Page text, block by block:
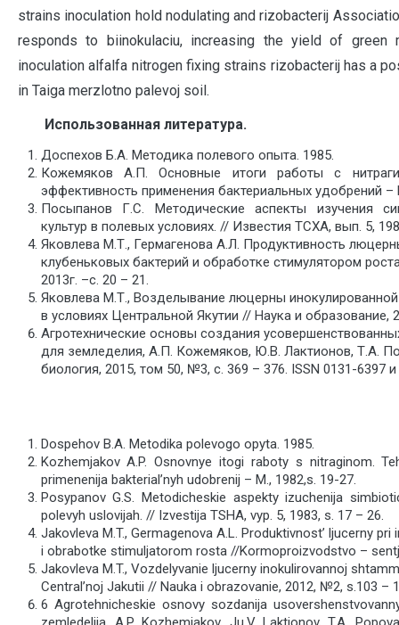
strains inoculation hold nodulating and rizobacterij
responds to biinokulaciu, increasing the yield of
inoculation alfalfa nitrogen fixing strains rizobacterij has a
in Taiga merzlotno palevoj soil.
Использованная литература.
Доспехов Б.А. Методика полевого опыта. 1985.
Кожемяков А.П. Основные итоги работы с
эффективность применения бактериальных удобрений –
Посыпанов Г.С. Методические аспекты изучения
культур в полевых условиях. // Известия ТСХА, вып. 5,
Яковлева М.Т., Гермагенова А.Л. Продуктивность
клубеньковых бактерий и обработке стимулятором
2013г. –с. 20 – 21.
Яковлева М.Т., Возделывание люцерны
в условиях Центральной Якутии // Наука и образование,
Агротехнические основы создания
для земледелия, А.П. Кожемяков, Ю.В. Лактионов, Т.А.
биология, 2015, том 50, №3, с. 369 – 376. ISSN 0131-6397
Dospehov B.A. Metodika polevogo opyta. 1985.
Kozhemjakov A.P. Osnovnye itogi raboty s nitraginom.
primenenija bakterial’nyh udobrenij – M., 1982,s. 19-27.
Posypanov G.S. Metodicheskie aspekty izuchenija
polevyh uslovijah. // Izvestija TSHA, vyp. 5, 1983, s. 17 – 26.
Jakovleva M.T., Germagenova A.L. Produktivnost’ ljucerny pri
i obrabotke stimuljatorom rosta //Kormoproizvodstvo –
Jakovleva M.T., Vozdelyvanie ljucerny inokulirovannoj
Central’noj Jakutii // Nauka i obrazovanie, 2012, №2, s.103 –
6 Agrotehnicheskie osnovy sozdanija